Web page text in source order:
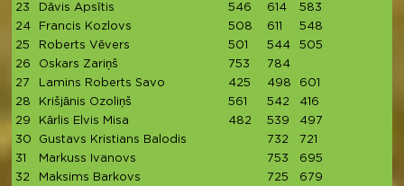
23
Dāvis Apsītis 546 614 583
24
Francis Kozlovs 508 611 548
25
Roberts Vēvers 501 544 505
26
Oskars Zariņš 753 784
27
Lamins Roberts Savo 425 498 601
28
Krišjānis Ozoliņš 561 542 416
29
Kārlis Elvis Misa 482 539 497
30
Gustavs Kristians Balodis 732 721
31
Markuss Ivanovs 753 695
32
Maksims Barkovs 725 679